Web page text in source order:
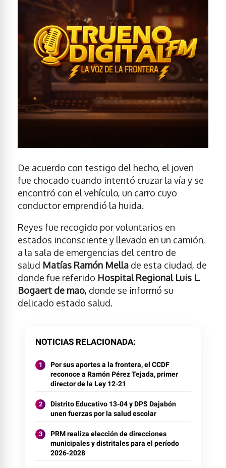
De acuerdo con testigo del hecho, el joven
fue chocado cuando intentó cruzar la vía y se
encontró con el vehículo, un carro cuyo
conductor emprendió la huida.
Reyes fue recogido por voluntarios en
estados inconsciente y llevado en un camión,
a la sala de emergencias del centro de
salud Matías Ramón Mella de esta ciudad, de
donde fue referido Hospital Regional Luis L.
Bogaert de mao, donde se informó su
delicado estado salud.
NOTICIAS RELACIONADA
Por sus aportes a la frontera, el CCDF
reconoce a Ramón Pérez Tejada, primer
director de la Ley 12-21
Distrito Educativo 13-04 y DPS Dajabón
unen fuerzas por la salud escolar
PRM realiza elección de direcciones
municipales y distritales para el período
2026-2028